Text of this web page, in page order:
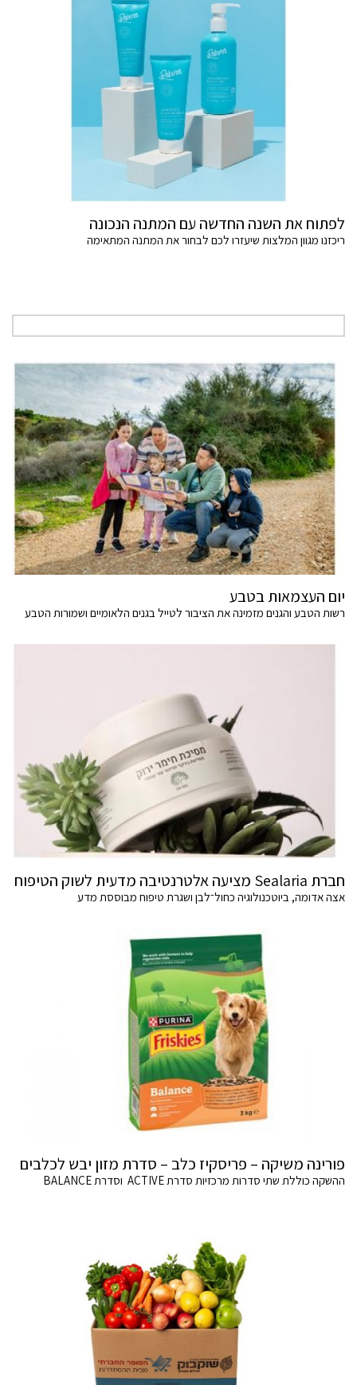
לפתוח את השנה החדשה עם המתנה הנכונה
ריכזנו מגוון המלצות שיעזרו לכם לבחור את המתנה המתאימה
יום העצמאות בטבע
רשות הטבע והגנים מזמינה את הציבור לטייל בגנים הלאומיים ושמורות הטבע
חברת Sealaria מציעה אלטרנטיבה מדעית לשוק הטיפוח
אצה אדומה, ביוטכנולוגיה כחול־לבן ושגרת טיפוח מבוססת מדע
פורינה משיקה – פריסקיז כלב – סדרת מזון יבש לכלבים
ההשקה כוללת שתי סדרות מרכזיות סדרת ACTIVE וסדרת BALANCE